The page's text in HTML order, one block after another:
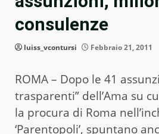
consulenze
luiss_vcontursi Febbraio 21, 2011
ROMA – Dopo le 41
trasparenti” dell’Ama su
la procura di Roma
‘Parentopoli’, spuntano